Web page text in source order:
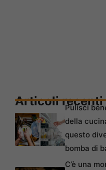
Articoli recenti
Pulisci
della
questo
bomba di
C’è una